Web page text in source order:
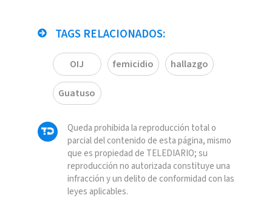
TAGS RELACIONADOS:
OIJ femicidio hallazgo
Guatuso
Queda prohibida la reproducción total o
parcial del contenido de esta página, mismo
que es propiedad de TELEDIARIO; su
reproducción no autorizada constituye una
infracción y un delito de conformidad con las
leyes aplicables.